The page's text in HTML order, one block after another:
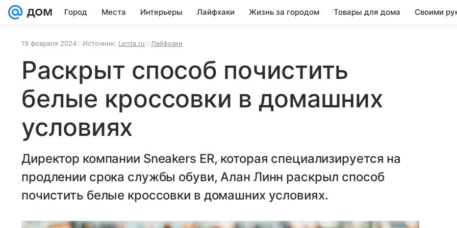
Город Места Интерьеры Лайфхаки Жизнь за городом Товары для дома Своими
19 февраля 2024 Источник: Lenta.ru Лайфхаки
Раскрыт способ почистить
белые кроссовки в домашних
условиях
Директор компании Sneakers ER, которая специализируется на
продлении срока службы обуви, Алан Линн раскрыл способ
почистить белые кроссовки в домашних условиях.